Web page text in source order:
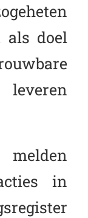
als doel
melden
in